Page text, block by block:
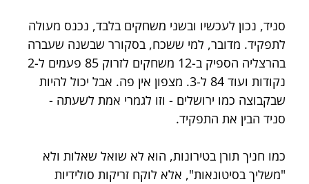
סניד, נכון לעכשיו ובשני משחקים בלבד, נכנס מעולה
לתפקיד. מדובר, למי ששכח, בסקורר שבשנה שעברה
בהרצליה הספיק ב-12 משחקים לזרוק 85 פעמים ל-2
נקודות ועוד 84 ל-3. מצפון אין פה. אבל יכול להיות
שבקבוצה כמו ירושלים - וזו לגמרי אמת לשעתה -
סניד הבין את התפקיד.
כמו חניך תורן בטירונות, הוא לא שואל שאלות ולא
"משליך בסיטונאות", אלא לוקח זריקות סולידיות